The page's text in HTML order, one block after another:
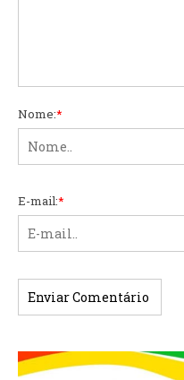
Nome:*
E-mail:*